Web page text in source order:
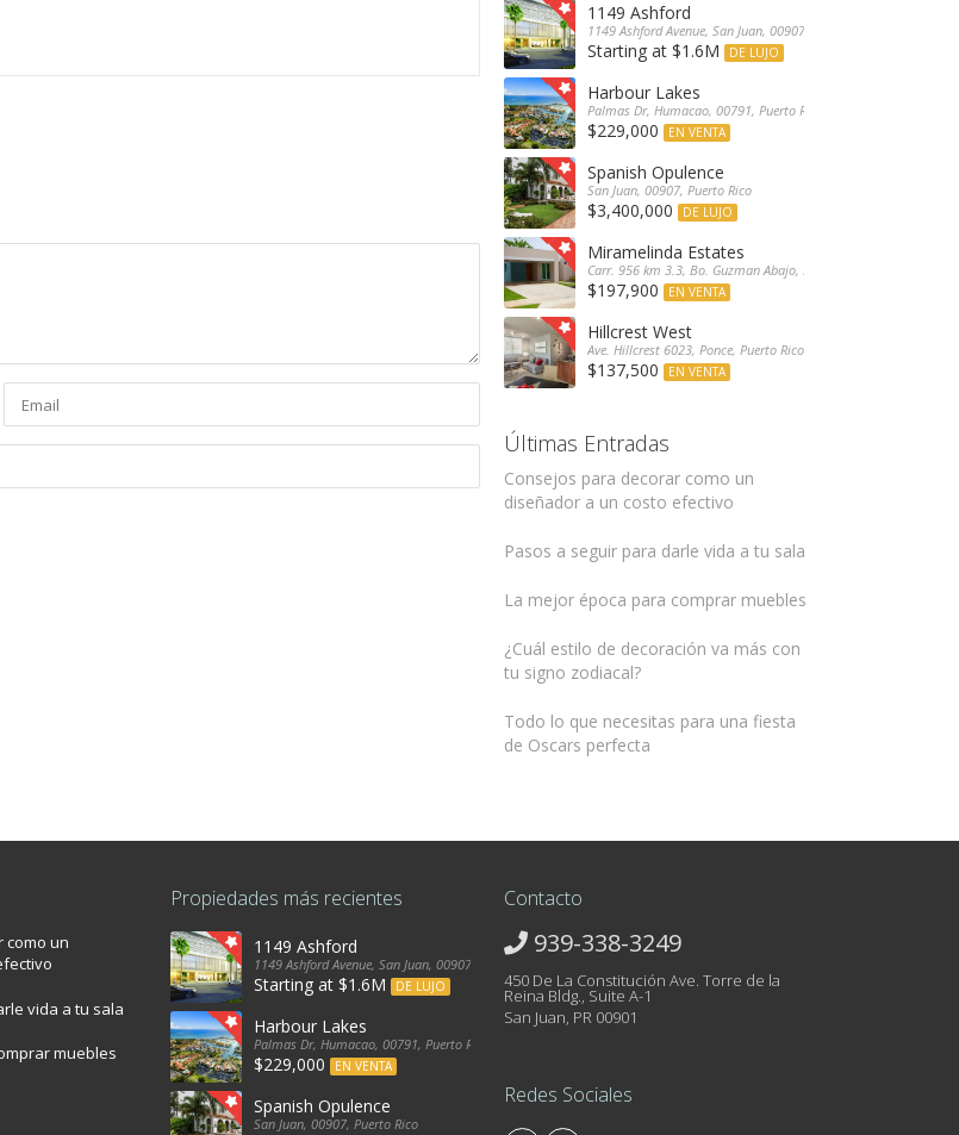
1149 Ashford
1149 Ashford Avenue, San Juan, 00907, Puerto Rico
Starting at $1.6M DE LUJO
Harbour Lakes
Palmas Dr, Humacao, 00791, Puerto Rico
$229,000 EN VENTA
Spanish Opulence
San Juan, 00907, Puerto Rico
$3,400,000 DE LUJO
Miramelinda Estates
Carr. 956 km 3.3, Bo. Guzman Abajo, Río Grande, 00745, Puerto
$197,900 EN VENTA
Hillcrest West
Ave. Hillcrest 6023, Ponce, Puerto Rico
$137,500 EN VENTA
Últimas Entradas
Consejos para decorar como un
diseñador a un costo efectivo
Pasos a seguir para darle vida a tu sala
La mejor época para comprar muebles
¿Cuál estilo de decoración va más con
tu signo zodiacal?
Todo lo que necesitas para una fiesta
de Oscars perfecta
como un
vida a tu sala
muebles
Propiedades más recientes
1149 Ashford
1149 Ashford Avenue, San Juan, 00907, Puerto Rico
Starting at $1.6M DE LUJO
Harbour Lakes
Palmas Dr, Humacao, 00791, Puerto Rico
$229,000 EN VENTA
Spanish Opulence
San Juan, 00907, Puerto Rico
Contacto
939-338-3249
450 De La Constitución Ave. Torre de la
Reina Bldg., Suite A-1
San Juan, PR 00901
Redes Sociales